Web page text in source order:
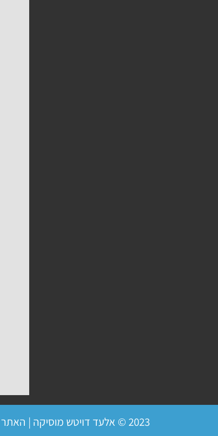
2023 © אלעד דויטש מוסיקה | האתר פועל ברשיון